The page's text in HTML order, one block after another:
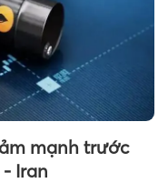
mạnh trước
Iran